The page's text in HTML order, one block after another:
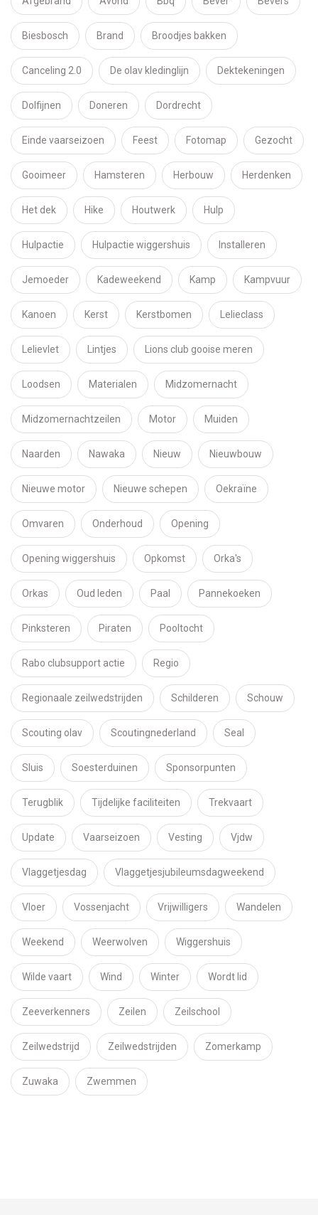
Biesbosch Brand Broodjes bakken
Canceling 2.0 De olav kledinglijn Dektekeningen
Dolfijnen Doneren Dordrecht
Einde vaarseizoen Feest Fotomap Gezocht
Gooimeer Hamsteren Herbouw Herdenken
Het dek Hike Houtwerk Hulp
Hulpactie Hulpactie wiggershuis Installeren
Jemoeder Kadeweekend Kamp Kampvuur
Kanoen Kerst Kerstbomen Lelieclass
Lelievlet Lintjes Lions club gooise meren
Loodsen Materialen Midzomernacht
Midzomernachtzeilen Motor Muiden
Naarden Nawaka Nieuw Nieuwbouw
Nieuwe motor Nieuwe schepen Oekraïne
Omvaren Onderhoud Opening
Opening wiggershuis Opkomst Orka's
Orkas Oud leden Paal Pannekoeken
Pinksteren Piraten Pooltocht
Rabo clubsupport actie Regio
Regionaale zeilwedstrijden Schilderen Schouw
Scouting olav Scoutingnederland Seal
Sluis Soesterduinen Sponsorpunten
Terugblik Tijdelijke faciliteiten Trekvaart
Update Vaarseizoen Vesting Vjdw
Vlaggetjesdag Vlaggetjesjubileumsdagweekend
Vloer Vossenjacht Vrijwilligers Wandelen
Weekend Weerwolven Wiggershuis
Wilde vaart Wind Winter Wordt lid
Zeeverkenners Zeilen Zeilschool
Zeilwedstrijd Zeilwedstrijden Zomerkamp
Zuwaka Zwemmen